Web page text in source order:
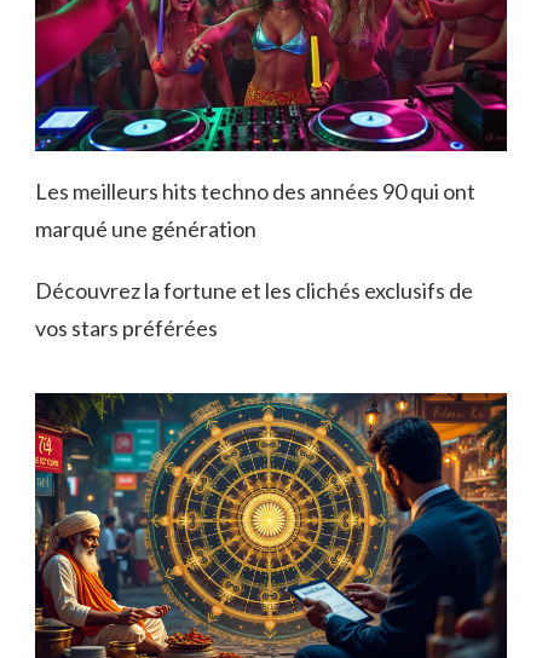
Les meilleurs hits techno des années 90 qui ont
marqué une génération
Découvrez la fortune et les clichés exclusifs de
vos stars préférées